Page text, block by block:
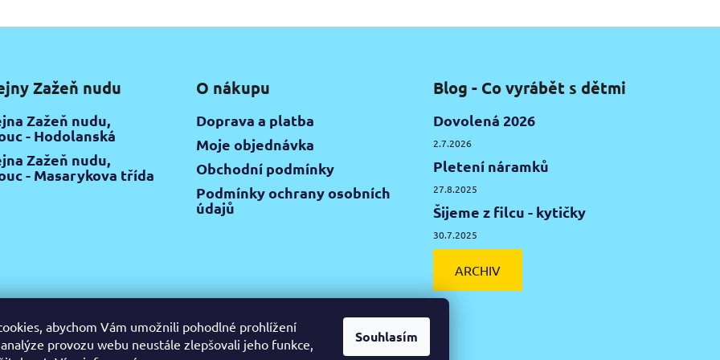
abychom Vám umožnili pohodlné prohlížení
provozu webu neustále zlepšovali jeho funkce,
Souhlasím
v
i
u
Zažeň nudu
Zažeň nudu,
- Hodolanská
Zažeň nudu,
- Masarykova třída
O nákupu
Doprava a platba
Moje objednávka
Obchodní podmínky
Podmínky ochrany osobních
údajů
Blog - Co vyrábět s dětmi
Dovolená 2026
2.7.2026
Pletení náramků
27.8.2025
Šijeme z filcu - kytičky
30.7.2025
ARCHIV